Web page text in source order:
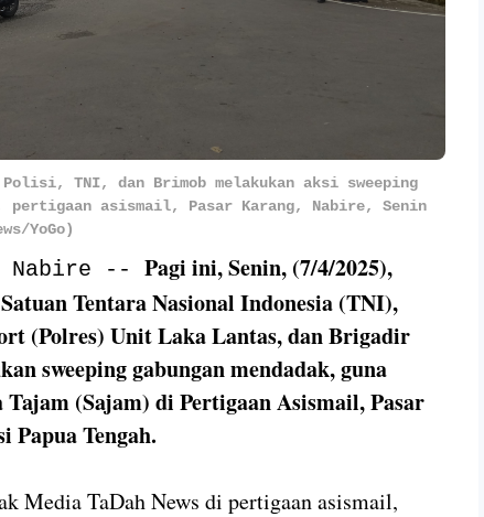
Polisi, TNI, dan Brimob melakukan aksi sweeping
asismail, Pasar Karang, Nabire, Senin
YoGo)
Nabire -- Pagi ini, Senin, (7/4/2025),
Tentara Nasional Indonesia (TNI),
(Polres) Unit Laka Lantas, dan Brigadir
sweeping gabungan mendadak, guna
(Sajam) di Pertigaan Asismail, Pasar
Papua Tengah.
Media TaDah News di pertigaan asismail,